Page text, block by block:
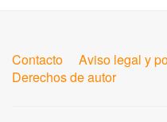
Contacto Aviso legal y
Derechos de autor